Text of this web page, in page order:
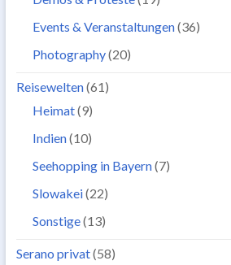
Events & Veranstaltungen(36)
Photography(20)
Reisewelten(61)
Heimat(9)
Indien(10)
Seehopping in Bayern(7)
Slowakei(22)
Sonstige(13)
Serano privat(58)